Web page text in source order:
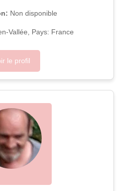
Non disponible
Vallée, Pays: France
le profil